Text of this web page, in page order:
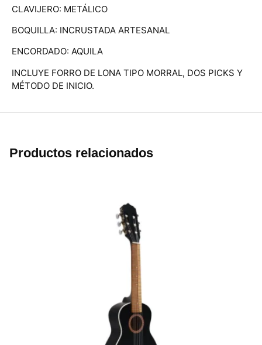
CLAVIJERO: METÁLICO
BOQUILLA: INCRUSTADA ARTESANAL
ENCORDADO: AQUILA
INCLUYE FORRO DE LONA TIPO MORRAL, DOS PICKS Y
MÉTODO DE INICIO.
Productos relacionados